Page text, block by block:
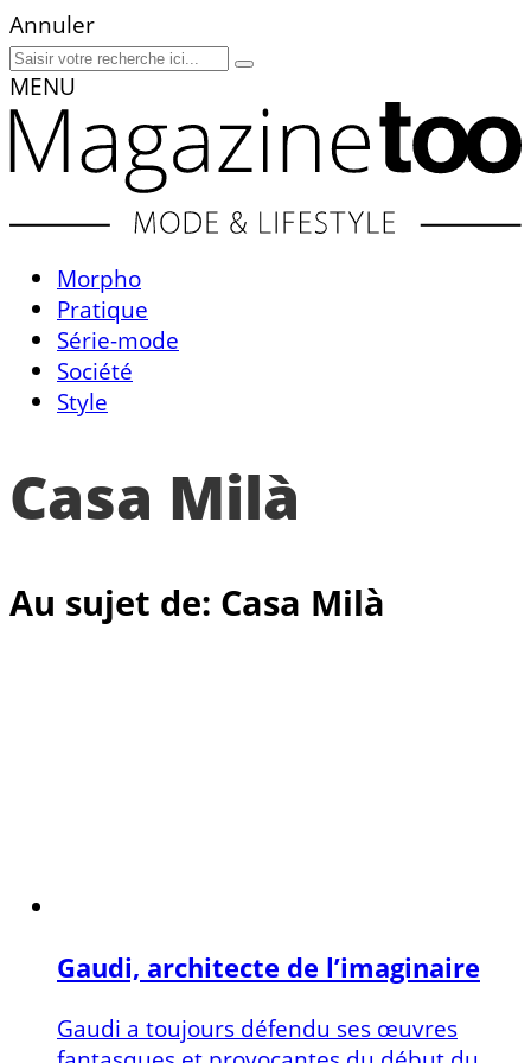
Annuler
MENU
Morpho
Pratique
Série-mode
Société
Style
Casa Milà
Au sujet de: Casa Milà
Gaudi, architecte de l’imaginaire
Gaudi a toujours défendu ses œuvres